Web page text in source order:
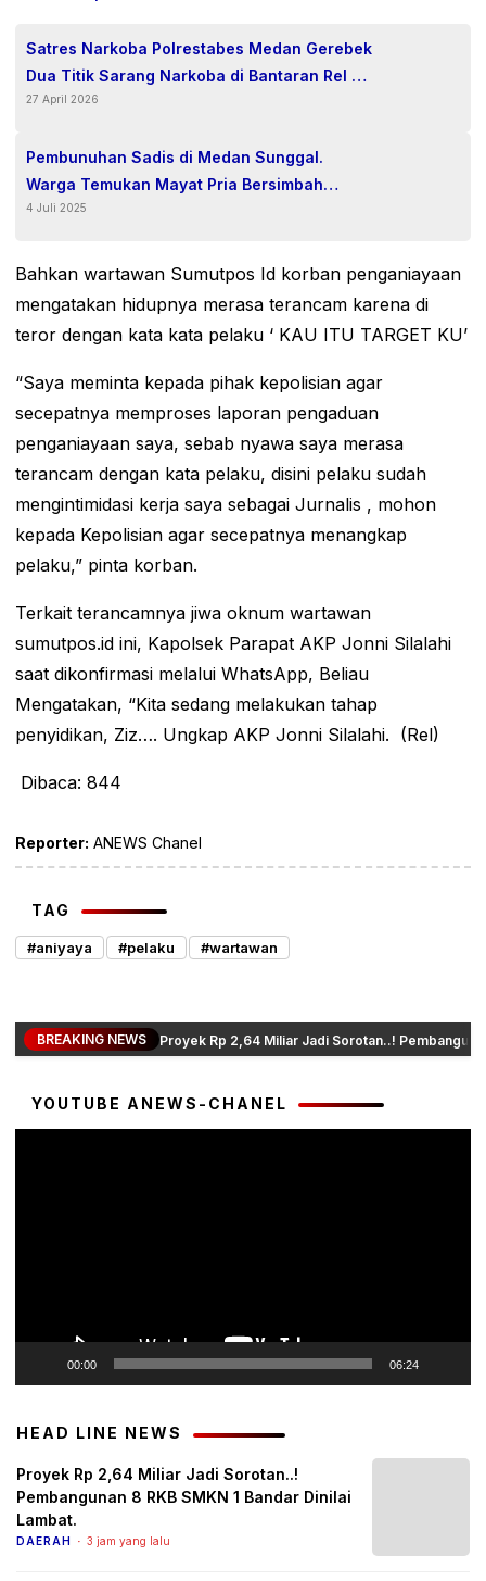
Satres Narkoba Polrestabes Medan Gerebek
Dua Titik Sarang Narkoba di Bantaran Rel KA
Tembung, Empat Pelaku Diamankan
27 April 2026
Pembunuhan Sadis di Medan Sunggal.
Warga Temukan Mayat Pria Bersimbah
Darah.
4 Juli 2025
Bahkan wartawan Sumutpos Id korban penganiayaan
mengatakan hidupnya merasa terancam karena di
teror dengan kata kata pelaku ‘ KAU ITU TARGET KU’
“Saya meminta kepada pihak kepolisian agar
secepatnya memproses laporan pengaduan
penganiayaan saya, sebab nyawa saya merasa
terancam dengan kata pelaku, disini pelaku sudah
mengintimidasi kerja saya sebagai Jurnalis , mohon
kepada Kepolisian agar secepatnya menangkap
pelaku,” pinta korban.
Terkait terancamnya jiwa oknum wartawan
sumutpos.id ini, Kapolsek Parapat AKP Jonni Silalahi
saat dikonfirmasi melalui WhatsApp, Beliau
Mengatakan, “Kita sedang melakukan tahap
penyidikan, Ziz…. Ungkap AKP Jonni Silalahi. (Rel)
Dibaca: 844
Reporter: ANEWS Chanel
TAG
#aniyaya #pelaku #wartawan
BREAKING NEWS Proyek Rp 2,64 Miliar Jadi Sorotan..!
YOUTUBE ANEWS-CHANEL
00:00 06:24
HEAD LINE NEWS
Proyek Rp 2,64 Miliar Jadi Sorotan..!
Pembangunan 8 RKB SMKN 1 Bandar Dinilai
Lambat.
DAERAH 3 jam yang lalu